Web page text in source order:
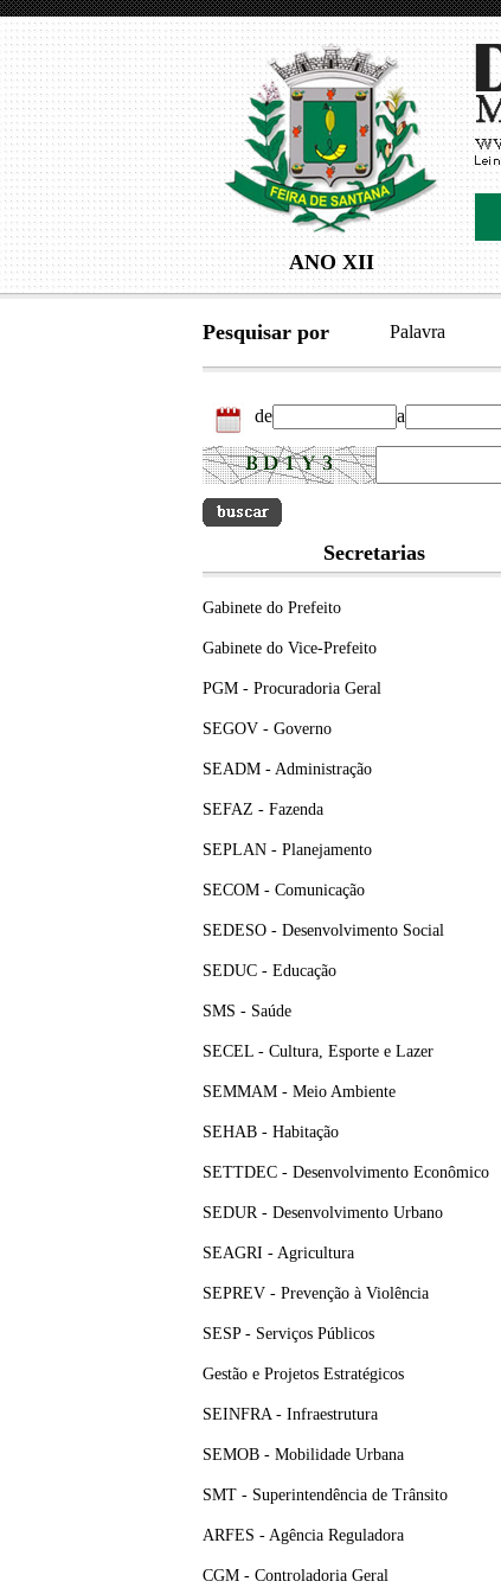
ANO XII
Pesquisar por Palavra
de a
Secretarias
Gabinete do Prefeito
Gabinete do Vice-Prefeito
PGM - Procuradoria Geral
SEGOV - Governo
SEADM - Administração
SEFAZ - Fazenda
SEPLAN - Planejamento
SECOM - Comunicação
SEDESO - Desenvolvimento Social
SEDUC - Educação
SMS - Saúde
SECEL - Cultura, Esporte e Lazer
SEMMAM - Meio Ambiente
SEHAB - Habitação
SETTDEC - Desenvolvimento Econômico
SEDUR - Desenvolvimento Urbano
SEAGRI - Agricultura
SEPREV - Prevenção à Violência
SESP - Serviços Públicos
Gestão e Projetos Estratégicos
SEINFRA - Infraestrutura
SEMOB - Mobilidade Urbana
SMT - Superintendência de Trânsito
ARFES - Agência Reguladora
CGM - Controladoria Geral